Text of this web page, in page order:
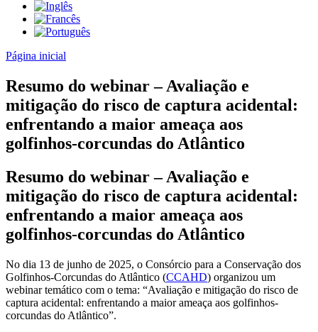
Página inicial
Resumo do webinar – Avaliação e
mitigação do risco de captura acidental:
enfrentando a maior ameaça aos
golfinhos-corcundas do Atlântico
Resumo do webinar – Avaliação e
mitigação do risco de captura acidental:
enfrentando a maior ameaça aos
golfinhos-corcundas do Atlântico
No dia 13 de junho de 2025, o Consórcio para a Conservação dos
Golfinhos-Corcundas do Atlântico (CCAHD) organizou um
webinar temático com o tema: “Avaliação e mitigação do risco de
captura acidental: enfrentando a maior ameaça aos golfinhos-
corcundas do Atlântico”.